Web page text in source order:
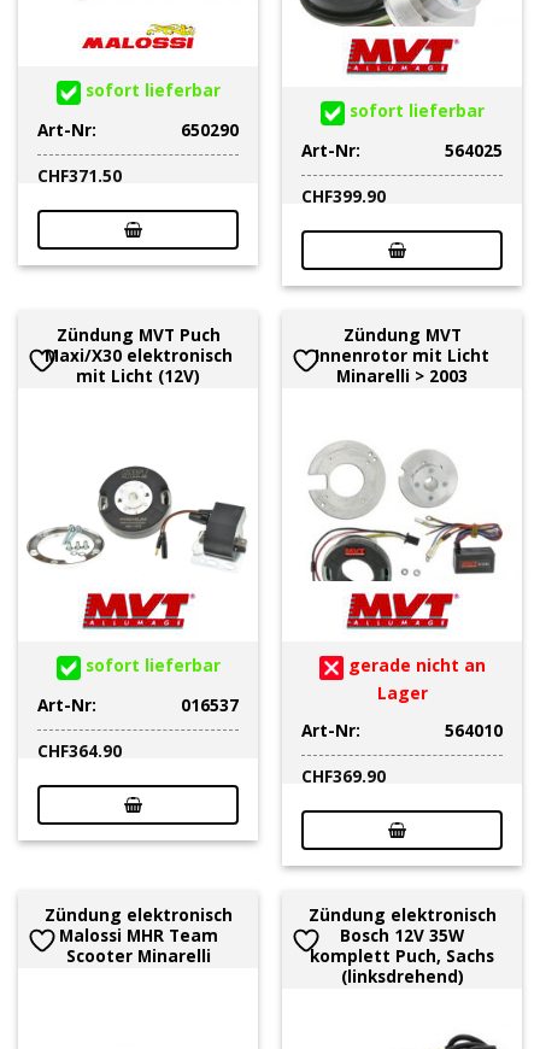
sofort lieferbar
Art-Nr:
650290
CHF371.50
sofort lieferbar
Art-Nr:
564025
CHF399.90
Zündung MVT Puch
Maxi/X30 elektronisch
mit Licht (12V)
sofort lieferbar
Art-Nr:
016537
CHF364.90
Zündung MVT
Innenrotor mit Licht
Minarelli > 2003
gerade nicht an
Lager
Art-Nr:
564010
CHF369.90
Zündung elektronisch
Malossi MHR Team
Scooter Minarelli
Zündung elektronisch
Bosch 12V 35W
komplett Puch, Sachs
(linksdrehend)